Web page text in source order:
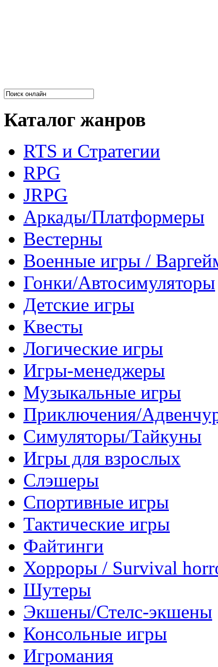
Каталог жанров
RTS и Стратегии
RPG
JRPG
Аркады/Платформеры
Вестерны
Военные игры /
Гонки/Автосимуляторы
Детские игры
Квесты
Логические игры
Игры-менеджеры
Музыкальные игры
Приключения/
Симуляторы/Тайкуны
Игры для взрослых
Слэшеры
Спортивные игры
Тактические игры
Файтинги
Хорроры / Survival
Шутеры
Экшены/Стелс-экшены
Консольные игры
Игромания